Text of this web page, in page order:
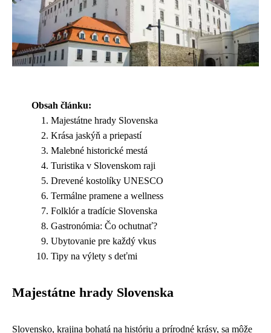
Obsah článku:
Majestátne hrady Slovenska
Krása jaskýň a priepastí
Malebné historické mestá
Turistika v Slovenskom raji
Drevené kostolíky UNESCO
Termálne pramene a wellness
Folklór a tradície Slovenska
Gastronómia: Čo ochutnať?
Ubytovanie pre každý vkus
Tipy na výlety s deťmi
Majestátne hrady Slovenska
Slovensko, krajina bohatá na históriu a prírodné krásy, sa môže